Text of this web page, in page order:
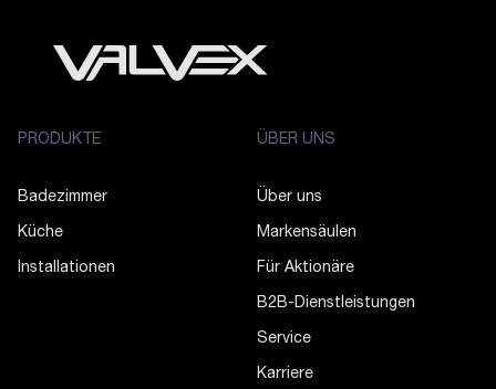
PRODUKTE
Badezimmer
Küche
Installationen
ÜBER UNS
Über uns
Markensäulen
Für Aktionäre
B2B-Dienstleistungen
Service
Karriere